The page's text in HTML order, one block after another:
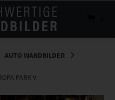
AUTO WANDBILDER
PARK V